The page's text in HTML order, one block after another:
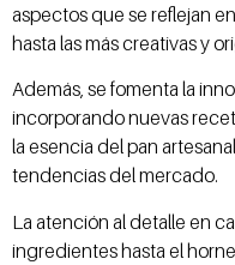
aspectos que se reflejan
hasta las más creativas y
Además, se fomenta la
incorporando nuevas
la esencia del pan
tendencias del mercado.
La atención al detalle en
ingredientes hasta el